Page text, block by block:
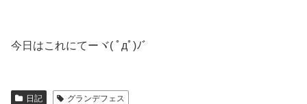
今日はこれにてーヾ( ﾟдﾟ)ﾉ゛
日記 グランデフェス